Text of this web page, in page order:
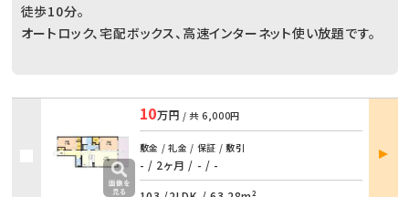
徒歩10分。
オートロック、宅配ボックス、高速インターネット使い放題です。
10万円 / 共 6,000円
敷金 / 礼金 / 保証 / 敷引
- / 2ヶ月 / - / -
部屋
詳細